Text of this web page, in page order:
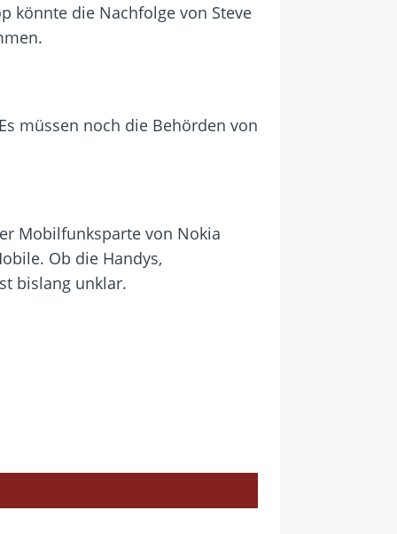
könnte die Nachfolge von Steve
müssen noch die Behörden von
Mobilfunksparte von Nokia
Ob die Handys,
bislang unklar.